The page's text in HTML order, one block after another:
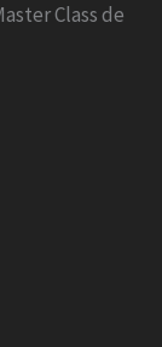
Class de